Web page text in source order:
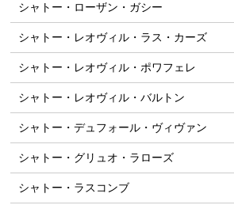
シャトー・ローザン・ガシー
シャトー・レオヴィル・ラス・カーズ
シャトー・レオヴィル・ポワフェレ
シャトー・レオヴィル・バルトン
シャトー・デュフォール・ヴィヴァン
シャトー・グリュオ・ラローズ
シャトー・ラスコンブ